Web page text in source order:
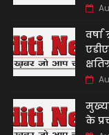
के